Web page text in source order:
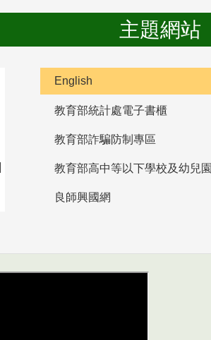
主題網站
English
教育部統計處電子書櫃
教育部詐騙防制專區
良師興國網